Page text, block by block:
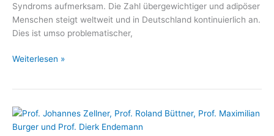
Syndroms aufmerksam. Die Zahl übergewichtiger und adipöser
Menschen steigt weltweit und in Deutschland kontinuierlich an.
Dies ist umso problematischer,
Mit
Syndrom
trotzen
Weiterlesen »